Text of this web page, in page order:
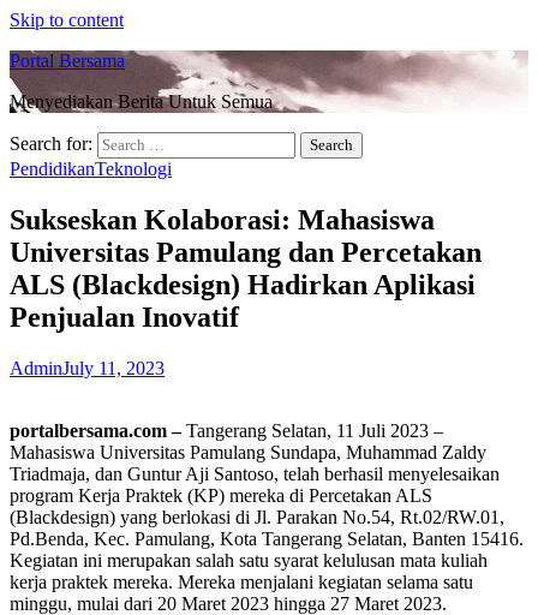
Skip to content
Portal Bersama
Menyediakan Berita Untuk Semua
Search for:
PendidikanTeknologi
Sukseskan Kolaborasi: Mahasiswa
Universitas Pamulang dan Percetakan
ALS (Blackdesign) Hadirkan Aplikasi
Penjualan Inovatif
AdminJuly 11, 2023
portalbersama.com –Tangerang Selatan, 11 Juli 2023 –
Mahasiswa Universitas Pamulang Sundapa, Muhammad Zaldy
Triadmaja, dan Guntur Aji Santoso, telah berhasil menyelesaikan
program Kerja Praktek (KP) mereka di Percetakan ALS
(Blackdesign) yang berlokasi di Jl. Parakan No.54, Rt.02/RW.01,
Pd.Benda, Kec. Pamulang, Kota Tangerang Selatan, Banten 15416.
Kegiatan ini merupakan salah satu syarat kelulusan mata kuliah
kerja praktek mereka. Mereka menjalani kegiatan selama satu
minggu, mulai dari 20 Maret 2023 hingga 27 Maret 2023.